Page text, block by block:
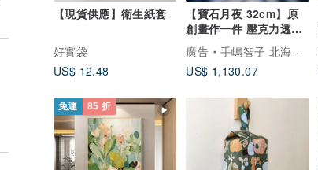
【現貨供應】衛生紙套
好實袋
US$ 12.48
【寶石月夜 32cm】原
創畫作一件 壓克力透明
藝術 陰影畫作 居家裝飾
滿月 繪畫 夜空 星空
廣告
手嶋智子 北海道彩虹畫家
US$ 1,130.07
免運 85 折